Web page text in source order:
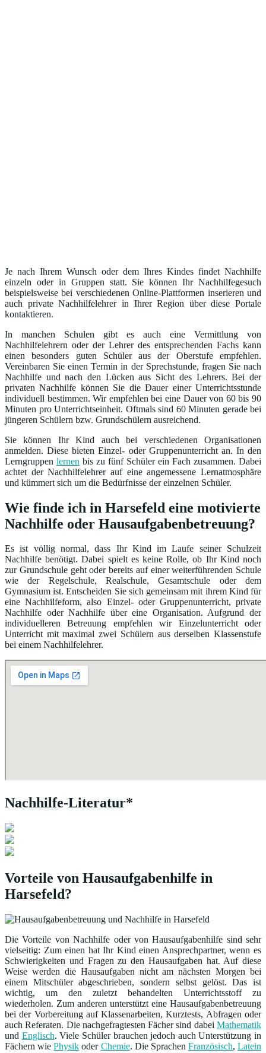
Je nach Ihrem Wunsch oder dem Ihres Kindes findet Nachhilfe
einzeln oder in Gruppen statt. Sie können Ihr Nachhilfegesuch
beispielsweise bei verschiedenen Online-Plattformen inserieren und
auch private Nachhilfelehrer in Ihrer Region über diese Portale
kontaktieren.
In manchen Schulen gibt es auch eine Vermittlung von
Nachhilfelehrern oder der Lehrer des entsprechenden Fachs kann
einen besonders guten Schüler aus der Oberstufe empfehlen.
Vereinbaren Sie einen Termin in der Sprechstunde, fragen Sie nach
Nachhilfe und nach den Lücken aus Sicht des Lehrers. Bei der
privaten Nachhilfe können Sie die Dauer einer Unterrichtsstunde
individuell bestimmen. Wir empfehlen bei eine Dauer von 60 bis 90
Minuten pro Unterrichtseinheit. Oftmals sind 60 Minuten gerade bei
jüngeren Schülern bzw. Grundschülern ausreichend.
Sie können Ihr Kind auch bei verschiedenen Organisationen
anmelden. Diese bieten Einzel- oder Gruppenunterricht an. In den
Lerngruppen lernen bis zu fünf Schüler ein Fach zusammen. Dabei
achtet der Nachhilfelehrer auf eine angemessene Lernatmosphäre
und kümmert sich um die Bedürfnisse der einzelnen Schüler.
Wie finde ich in Harsefeld eine motivierte
Nachhilfe oder Hausaufgabenbetreuung?
Es ist völlig normal, dass Ihr Kind im Laufe seiner Schulzeit
Nachhilfe benötigt. Dabei spielt es keine Rolle, ob Ihr Kind noch
zur Grundschule geht oder bereits auf einer weiterführenden Schule
wie der Regelschule, Realschule, Gesamtschule oder dem
Gymnasium ist. Entscheiden Sie sich gemeinsam mit ihrem Kind für
eine Nachhilfeform, also Einzel- oder Gruppenunterricht, private
Nachhilfe oder Nachhilfe über eine Organisation. Aufgrund der
individuelleren Betreuung empfehlen wir Einzelunterricht oder
Unterricht mit maximal zwei Schülern aus derselben Klassenstufe
bei einem Nachhilfelehrer.
Nachhilfe-Literatur*
Vorteile von Hausaufgabenhilfe in
Harsefeld?
Die Vorteile von Nachhilfe oder von Hausaufgabenhilfe sind sehr
vielseitig: Zum einen hat Ihr Kind einen Ansprechpartner, wenn es
Schwierigkeiten und Fragen zu den Hausaufgaben hat. Auf diese
Weise werden die Hausaufgaben nicht am nächsten Morgen bei
einem Mitschüler abgeschrieben, sondern selbst gelöst. Das ist
wichtig, um den zuletzt behandelten Unterrichtsstoff zu
wiederholen. Zum anderen unterstützt eine Hausaufgabenbetreuung
bei der Vorbereitung auf Klassenarbeiten, Kurztests, Abfragen oder
auch Referaten. Die nachgefragtesten Fächer sind dabei Mathematik
und Englisch. Viele Schüler brauchen jedoch auch Unterstützung in
Fächern wiePhysik oder Chemie. Die Sprachen Französisch, Latein